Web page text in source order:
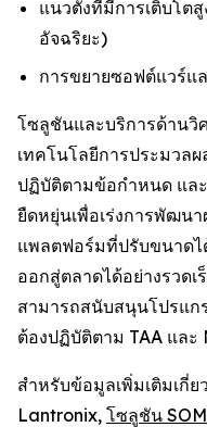
แนวตั้งที่มีการเติบโต
อัจฉริยะ)
การขยายซอฟต์แวร์แ
โซลูชันและบริการด้านวิ
เทคโนโลยีการประมวล
ปฏิบัติตามข้อกำหนด แล
ยืดหยุ่นเพื่อเร่งการพัฒน
แพลตฟอร์มที่ปรับขนาดไ
ออกสู่ตลาดได้อย่างรวด
สามารถสนับสนุนโปรแ
ต้องปฏิบัติตาม TAA และ
สำหรับข้อมูลเพิ่มเติมเกี่ย
Lantronix, โซลูชัน SOM